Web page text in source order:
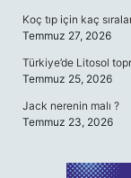
Koç tıp için kaç
Temmuz 27, 2026
Türkiye’de Litosol
Temmuz 25, 2026
Jack nerenin malı ?
Temmuz 23, 2026